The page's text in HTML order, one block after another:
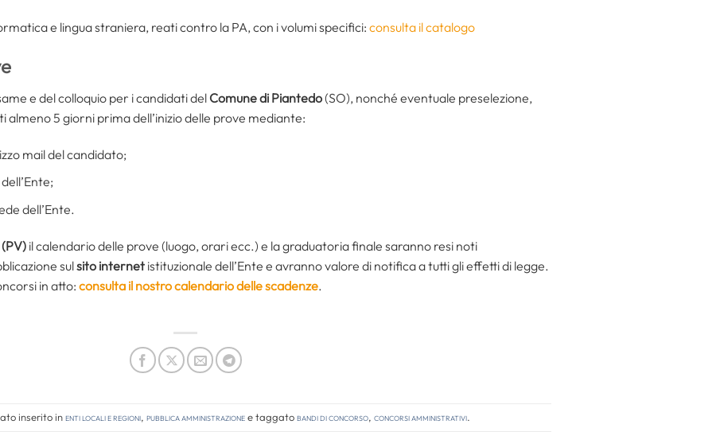
e lingua straniera, reati contro la PA, con i volumi specifici: consulta il catalogo
e del colloquio per i candidati del Comune di Piantedo(SO), nonché eventuale preselezione,
5 giorni prima dell’inizio delle prove mediante:
mail del candidato;
dell’Ente.
il calendario delle prove (luogo, orari ecc.) e la graduatoria finale saranno resi noti
sulsito internet istituzionale dell’Ente e avranno valore di notifica a tutti gli effetti di legge.
in atto: consulta il nostro calendario delle scadenze.
inserito inEnti locali e regioni, Pubblica amministrazionee taggatobandi di concorso, concorsi amministrativi.